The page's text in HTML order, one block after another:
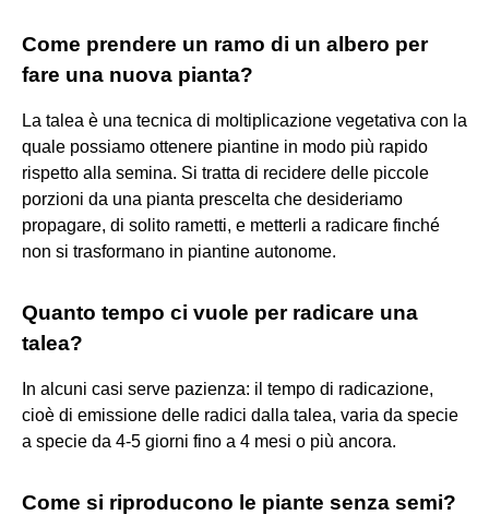
Come prendere un ramo di un albero per
fare una nuova pianta?
La talea è una tecnica di moltiplicazione vegetativa con la
quale possiamo ottenere piantine in modo più rapido
rispetto alla semina. Si tratta di recidere delle piccole
porzioni da una pianta prescelta che desideriamo
propagare, di solito rametti, e metterli a radicare finché
non si trasformano in piantine autonome.
Quanto tempo ci vuole per radicare una
talea?
In alcuni casi serve pazienza: il tempo di radicazione,
cioè di emissione delle radici dalla talea, varia da specie
a specie da 4-5 giorni fino a 4 mesi o più ancora.
Come si riproducono le piante senza semi?